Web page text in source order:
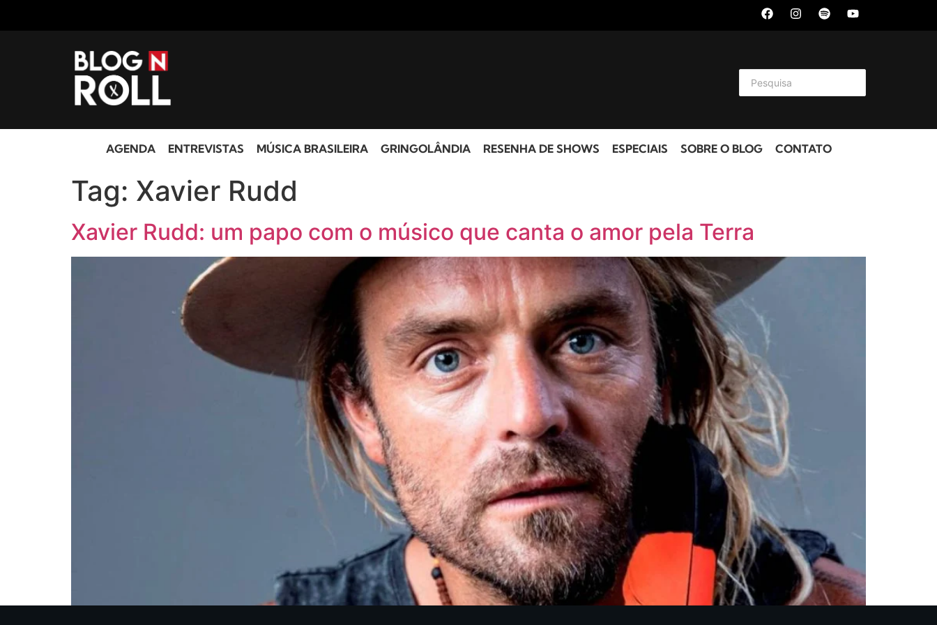
AGENDA ENTREVISTAS MÚSICA BRASILEIRA GRINGOLÂNDIA RESENHA DE SHOWS ESPECIAIS SOBRE O BLOG CONTATO
Tag: Xavier Rudd
Xavier Rudd: um papo com o músico que canta o amor pela Terra